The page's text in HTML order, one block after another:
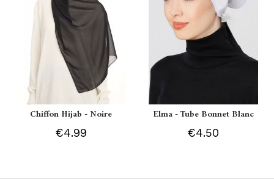
Chiffon Hijab - Noire
€4.99
Elma - Tube Bonnet Blanc
€4.50